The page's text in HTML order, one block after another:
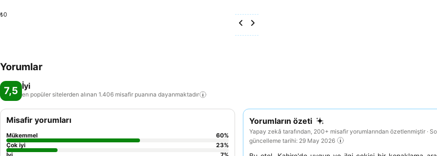
₺0
Yorumlar
7,5 İyi
en popüler sitelerden alınan 1.406 misafir puanına dayanmaktadır
Yorumların özeti
Yapay zekâ tarafından, 200+ misafir yorumlarından özetlenmiştir ·
güncelleme tarihi: 29 May 2026
Misafir yorumları
Mükemmel 60%
Çok iyi
23%